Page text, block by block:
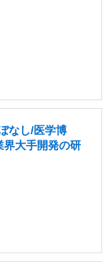
なし/医学博
界大手開発の研